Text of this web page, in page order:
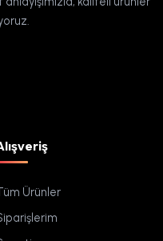
Ürünler